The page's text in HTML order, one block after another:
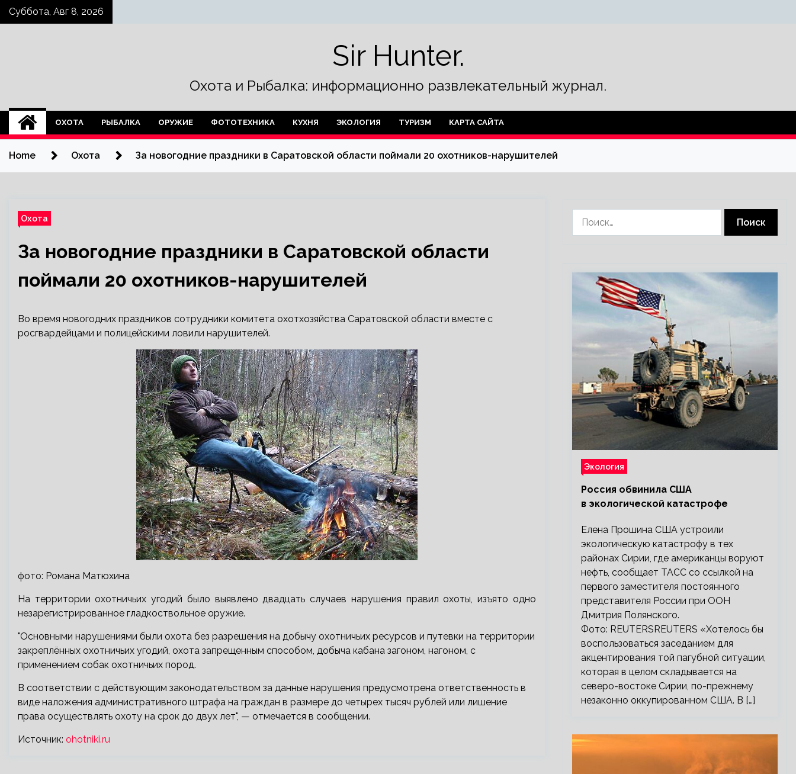
SkipСуббота, Авг 8, 2026
Sir Hunter.
Охота и Рыбалка: информационно развлекательный журнал.
ОХОТА РЫБАЛКА ОРУЖИЕ ФОТОТЕХНИКА КУХНЯ ЭКОЛОГИЯ ТУРИЗМ КАРТА САЙТА
Home Охота За новогодние праздники в Саратовской области поймали 20 охотников-нарушителей
Охота
За новогодние праздники в Саратовской области
поймали 20 охотников-нарушителей
Во время новогодних праздников сотрудники комитета охотхозяйства Саратовской области вместе с
росгвардейцами и полицейскими ловили нарушителей.
фото: Романа Матюхина
На территории охотничьих угодий было выявлено двадцать случаев нарушения правил охоты, изъято одно
незарегистрированное гладкоствольное оружие.
"Основными нарушениями были охота без разрешения на добычу охотничьих ресурсов и путевки на территории
закреплённых охотничьих угодий, охота запрещенным способом, добыча кабана загоном, нагоном, с
применением собак охотничьих пород.
В соответствии с действующим законодательством за данные нарушения предусмотрена ответственность в
виде наложения административного штрафа на граждан в размере до четырех тысяч рублей или лишение
права осуществлять охоту на срок до двух лет", — отмечается в сообщении.
Источник: ohotniki.ru
Экология
Россия обвинила США
в экологической катастрофе
Елена Прошина США устроили
экологическую катастрофу в тех
районах Сирии, где американцы воруют
нефть, сообщает ТАСС со ссылкой на
первого заместителя постоянного
представителя России при ООН
Дмитрия Полянского.
Фото: REUTERSREUTERS «Хотелось бы
воспользоваться заседанием для
акцентирования той пагубной ситуации,
которая в целом складывается на
северо-востоке Сирии, по-прежнему
незаконно оккупированном США. В […]